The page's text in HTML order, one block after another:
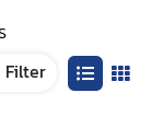
Filter